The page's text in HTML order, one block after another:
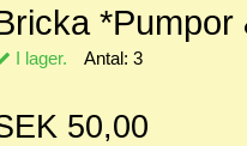
*Pumpor
I lager. Antal: 3
50,00